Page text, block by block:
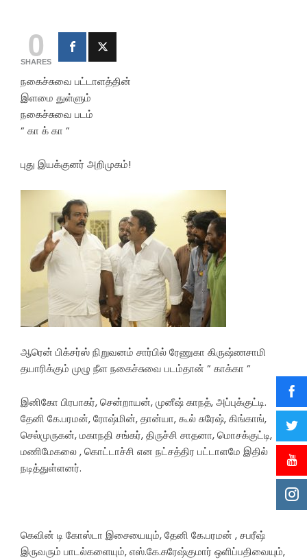
0
SHARES
நகைச்சுவை பட்டாளத்தின்
இளமை துள்ளும்
நகைச்சுவை படம்
” கா க் கா ”
புது இயக்குனர் அறிமுகம்!
ஆரென் பிக்சர்ஸ் நிறுவனம் சார்பில் ரேணுகா கிருஷ்ணசாமி
தயாரிக்கும் முழு நீள நகைச்சுவை படம்தான் ” காக்கா ”
இனிகோ பிரபாகர், சென்றாயன், முனீஷ் காநத், அப்புக்குட்டி.
தேனி கே.பரமன், ரோஷ்மின், தான்யா, கூல் சுரேஷ், கிங்காங்,
செல்முருகன், மகாநதி சங்கர், திருச்சி சாதனா, மொசக்குட்டி,
மணிமேகலை , கொட்டாச்சி என நட்சத்திர பட்டாளமே இதில்
நடித்துள்ளனர்.
கெவின் டி கோஸ்டா இசையையும், தேனி கே.பரமன் , சபரீஷ்
இருவரும் பாடல்களையும், எஸ்.கே.சுரேஷ்குமார் ஒளிப்பதிவையும்,